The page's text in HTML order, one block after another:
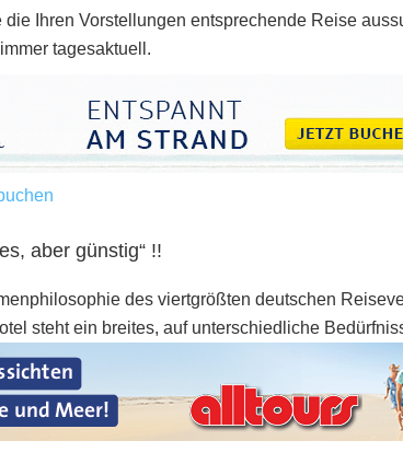
die Ihren Vorstellungen entsprechende Reise
tagesaktuell.
aber günstig“ !!
des viertgrößten deutschen
steht ein breites, auf unterschiedliche